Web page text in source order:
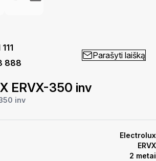
888
Parašyti laišką
ERVX-350 inv
inv
Electrolux
ERVX
2 metai